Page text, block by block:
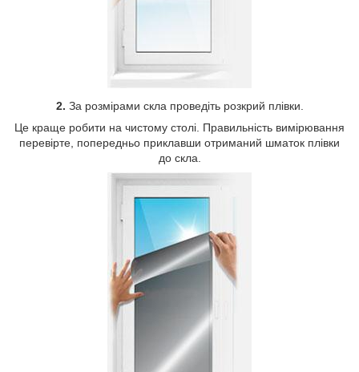
2. За розмірами скла проведіть розкрий плівки.
Це краще робити на чистому столі. Правильність вимірювання
перевірте, попередньо приклавши отриманий шматок плівки
до скла.